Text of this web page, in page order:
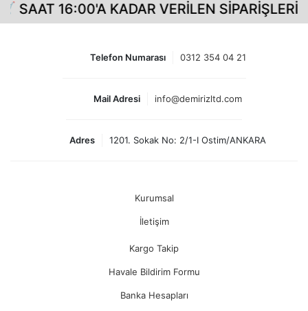
16:00'A KADAR VERİLEN
Telefon Numarası 0312 354 04 21
Mail Adresi info@demirizltd.com
Adres 1201. Sokak No: 2/1-I Ostim/ANKARA
Kurumsal
İletişim
Kargo Takip
Havale Bildirim Formu
Banka Hesapları